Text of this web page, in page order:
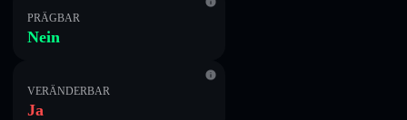
PRÄGBAR
Nein
VERÄNDERBAR
Ja